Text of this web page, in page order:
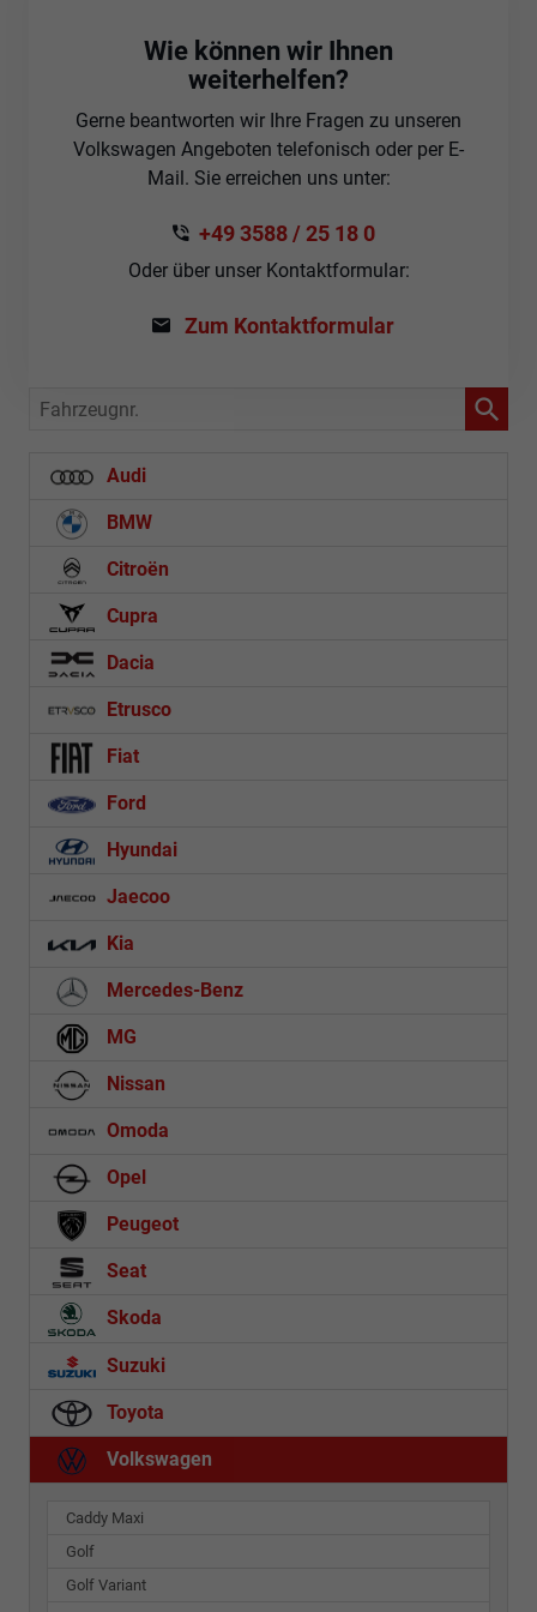
Wie können wir Ihnen
weiterhelfen?
Gerne beantworten wir Ihre Fragen zu unseren
Volkswagen Angeboten telefonisch oder per E-
Mail. Sie erreichen uns unter:
+49 3588 / 25 18 0
Oder über unser Kontaktformular:
Zum Kontaktformular
Fahrzeugnr.
Audi
BMW
Citroën
Cupra
Dacia
Etrusco
Fiat
Ford
Hyundai
Jaecoo
Kia
Mercedes-Benz
MG
Nissan
Omoda
Opel
Peugeot
Seat
Skoda
Suzuki
Toyota
Volkswagen
Caddy Maxi
Golf
Golf Variant